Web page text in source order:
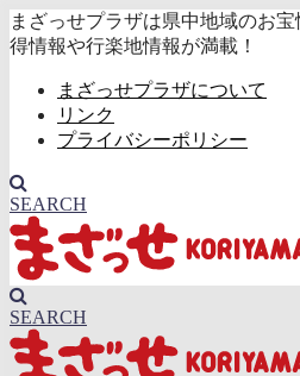
まざっせプラザは県中地域のお
得情報や行楽地情報が満載！
まざっせプラザについて
リンク
プライバシーポリシー
SEARCH
SEARCH